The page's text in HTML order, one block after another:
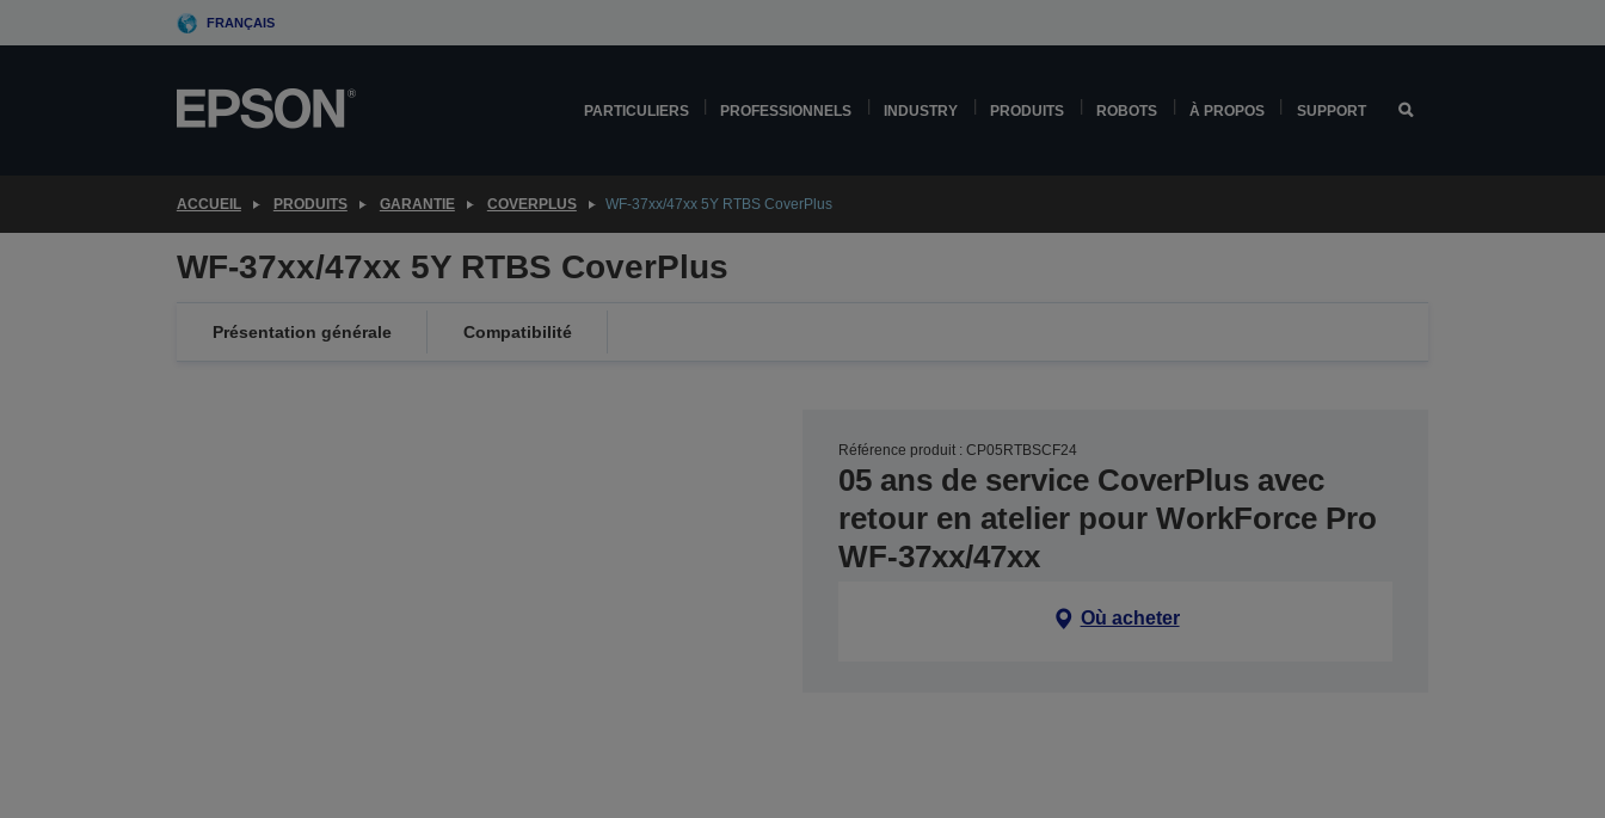
to
FRANÇAIS
PARTICULIERS PROFESSIONNELS INDUSTRY PRODUITS ROBOTS À PROPOS SUPPORT
ACCUEIL PRODUITS GARANTIE COVERPLUS WF-37xx/47xx 5Y RTBS CoverPlus
WF-37xx/47xx 5Y RTBS CoverPlus
Présentation générale Compatibilité
Référence produit : CP05RTBSCF24
05 ans de service CoverPlus avec
retour en atelier pour WorkForce Pro
WF-37xx/47xx
Où acheter